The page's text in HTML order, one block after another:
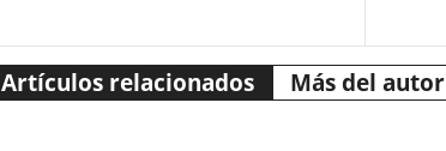
Artículos relacionados Más del autor